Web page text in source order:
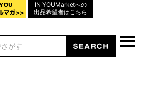
IN YOUMarketへの
出品希望者はこちら